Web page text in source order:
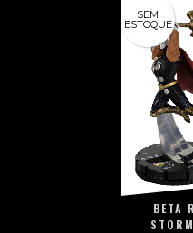
SEM
ESTOQUE
BETA